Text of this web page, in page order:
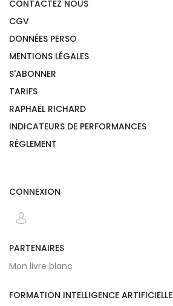
CONTACTEZ NOUS
CGV
DONNÉES PERSO
MENTIONS LÉGALES
S'ABONNER
TARIFS
RAPHAËL RICHARD
INDICATEURS DE PERFORMANCES
RÉGLEMENT
CONNEXION
PARTENAIRES
Mon livre blanc
FORMATION INTELLIGENCE ARTIFICIELLE